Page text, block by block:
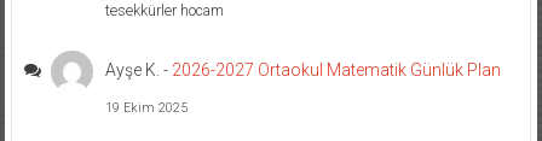
tesekkürler hocam
Ayşe K. - 2026-2027 Ortaokul Matematik Günlük Plan
19 Ekim 2025